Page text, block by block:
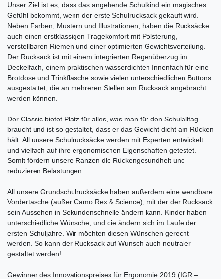
Unser Ziel ist es, dass das angehende Schulkind ein magisches
Gefühl bekommt, wenn der erste Schulrucksack gekauft wird.
Neben Farben, Mustern und Illustrationen, haben die Rucksäcke
auch einen erstklassigen Tragekomfort mit Polsterung,
verstellbaren Riemen und einer optimierten Gewichtsverteilung.
Der Rucksack ist mit einem integrierten Regenüberzug im
Deckelfach, einem praktischen wasserdichten Innenfach für eine
Brotdose und Trinkflasche sowie vielen unterschiedlichen Buttons
ausgestattet, die an mehreren Stellen am Rucksack angebracht
werden können.
Der Classic bietet Platz für alles, was man für den Schulalltag
braucht und ist so gestaltet, dass er das Gewicht dicht am Rücken
hält. All unsere Schulrucksäcke werden mit Experten entwickelt
und vielfach auf ihre ergonomischen Eigenschaften getestet.
Somit fördern unsere Ranzen die Rückengesundheit und
reduzieren Belastungen.
All unsere Grundschulrucksäcke haben außerdem eine wendbare
Vordertasche (außer Camo Rex & Science), mit der der Rucksack
sein Aussehen in Sekundenschnelle ändern kann. Kinder haben
unterschiedliche Wünsche, und die ändern sich im Laufe der
ersten Schuljahre. Wir möchten diesen Wünschen gerecht
werden. So kann der Rucksack auf Wunsch auch neutraler
gestaltet werden!
Gewinner des Innovationspreises für Ergonomie 2019 (IGR –